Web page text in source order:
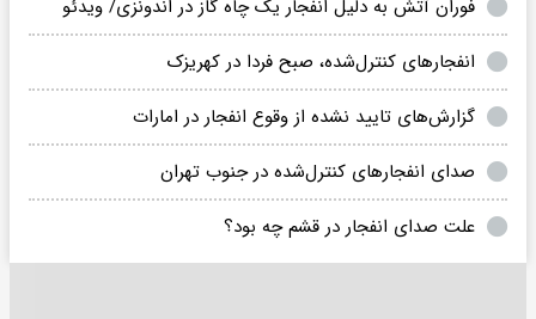
فوران آتش به دلیل انفجار یک چاه گاز در اندونزی/ ویدئو
انفجارهای کنترل‌شده، صبح فردا در کهریزک
گزارش‌های تایید نشده از وقوع انفجار در امارات
صدای انفجارهای کنترل‌شده در جنوب تهران
علت صدای انفجار در قشم چه بود؟